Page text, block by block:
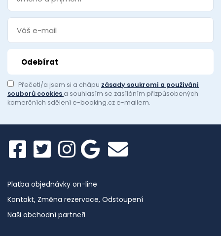
Přečetl/a jsem si a chápu zásady soukromí a používání
souborů cookies a souhlasím se zasíláním přizpůsobených
komerčních sdělení e-booking.cz e-mailem.
Platba objednávky on-line
Kontakt, Změna rezervace, Odstoupení
Naši obchodní partneři